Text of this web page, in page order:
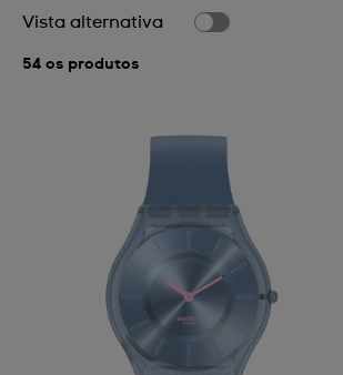
Vista alternativa
54 os produtos